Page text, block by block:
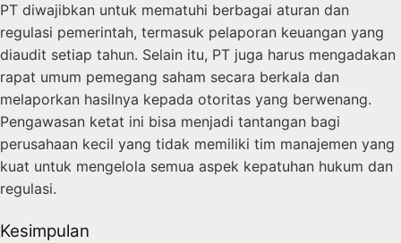
PT diwajibkan untuk mematuhi berbagai aturan dan
regulasi pemerintah, termasuk pelaporan keuangan yang
diaudit setiap tahun. Selain itu, PT juga harus mengadakan
rapat umum pemegang saham secara berkala dan
melaporkan hasilnya kepada otoritas yang berwenang.
Pengawasan ketat ini bisa menjadi tantangan bagi
perusahaan kecil yang tidak memiliki tim manajemen yang
kuat untuk mengelola semua aspek kepatuhan hukum dan
regulasi.
Kesimpulan